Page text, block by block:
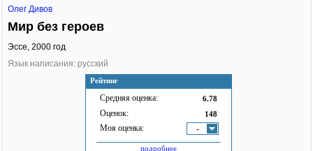
Рейтинг
Средняя оценка: 6.78
Оценок: 148
Моя оценка: -
подробнее
Олег Дивов
Мир без героев
Эссе, 2000 год
Язык написания: русский